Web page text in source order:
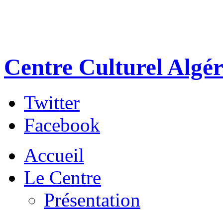
Centre Culturel
Twitter
Facebook
Accueil
Le Centre
Présentation